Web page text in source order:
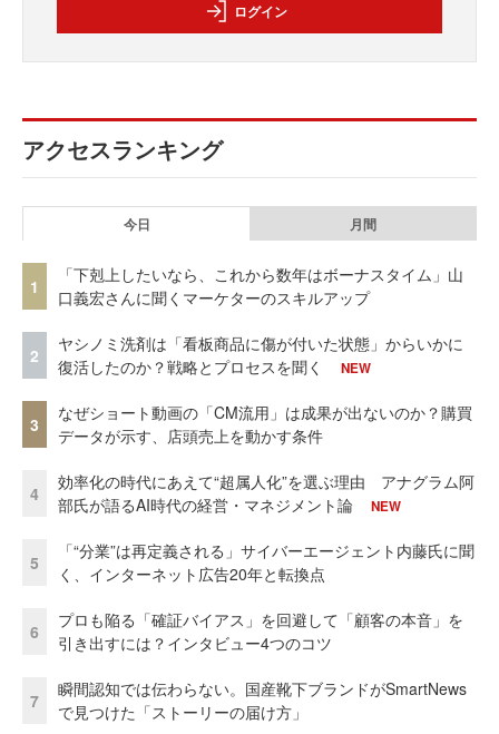
ログイン
アクセスランキング
今日 月間
1
「下剋上したいなら、これから数年はボーナスタイム」山
口義宏さんに聞くマーケターのスキルアップ
2
ヤシノミ洗剤は「看板商品に傷が付いた状態」からいかに
復活したのか？戦略とプロセスを聞く
NEW
3
なぜショート動画の「CM流用」は成果が出ないのか？購買
データが示す、店頭売上を動かす条件
4
効率化の時代にあえて“超属人化”を選ぶ理由 アナグラム阿
部氏が語るAI時代の経営・マネジメント論
NEW
5
「“分業”は再定義される」サイバーエージェント内藤氏に聞
く、インターネット広告20年と転換点
6
プロも陥る「確証バイアス」を回避して「顧客の本音」を
引き出すには？インタビュー4つのコツ
7
瞬間認知では伝わらない。国産靴下ブランドがSmartNews
で見つけた「ストーリーの届け方」